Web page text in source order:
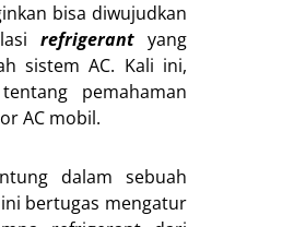
bisa diwujudkan
refrigerantyang
sistem AC. Kali ini,
pemahaman
AC mobil.
dalam sebuah
bertugas mengatur